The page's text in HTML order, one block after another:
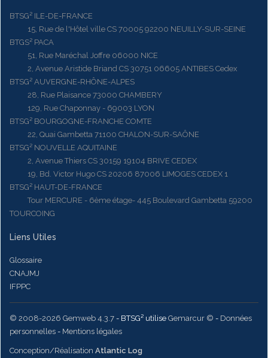
BTSG² ILE-DE-FRANCE
15, Rue de l'Hôtel ville CS 70005 92200 NEUILLY-SUR-SEINE
BTGS² PACA
51, Rue Maréchal Joffre 06000 NICE
2, Avenue Aristide Briand CS 30751 06605 ANTIBES Cedex
BTSG² AUVERGNE-RHÔNE-ALPES
28, Rue Plaisance 73000 CHAMBERY
129, Rue Chaponnay - 69003 LYON
BTSG² BOURGOGNE-FRANCHE COMTE
22, Quai Gambetta 71100 CHALON-SUR-SAÔNE
BTSG² NOUVELLE AQUITAINE
2, Avenue Thiers CS 30159 19104 BRIVE CEDEX
19, Bd. Victor Hugo CS 20206 87006 LIMOGES CEDEX 1
BTSG² HAUT-DE-FRANCE
Tour MERCURE - 6ème étage- 445 Boulevard Gambetta 59200
TOURCOING
Liens Utiles
Glossaire
CNAJMJ
IFPPC
© 2008-2026 Gemweb 4.3.7 - BTSG² utilise Gemarcur © - Données
personnelles - Mentions légales
Conception/Réalisation Atlantic Log